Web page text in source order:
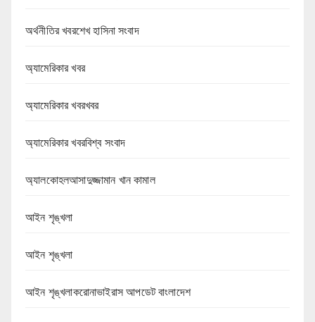
অর্থনীতির খবরশেখ হাসিনা সংবাদ
অ্যামেরিকার খবর
অ্যামেরিকার খবরখবর
অ্যামেরিকার খবরবিশ্ব সংবাদ
অ্যালকোহলআসাদুজ্জামান খান কামাল
আইন শৃঙ্খলা
আইন শৃঙ্খলা
আইন শৃঙ্খলাকরোনাভাইরাস আপডেট বাংলাদেশ